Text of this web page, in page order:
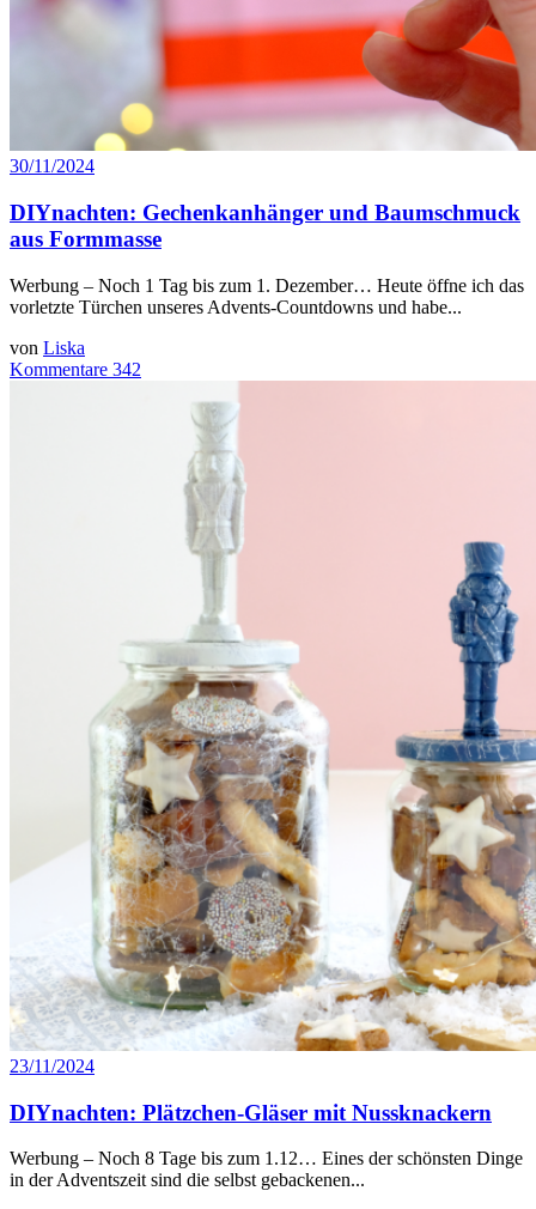
30/11/2024
DIYnachten: Gechenkanhänger und Baumschmuck
aus Formmasse
Werbung – Noch 1 Tag bis zum 1. Dezember… Heute öffne ich das
vorletzte Türchen unseres Advents-Countdowns und habe...
von Liska
Kommentare 342
23/11/2024
DIYnachten: Plätzchen-Gläser mit Nussknackern
Werbung – Noch 8 Tage bis zum 1.12… Eines der schönsten Dinge
in der Adventszeit sind die selbst gebackenen...